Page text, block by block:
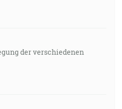
der verschiedenen